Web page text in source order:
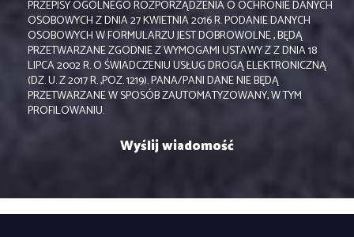
PRZEPISY OGÓLNEGO ROZPORZĄDZENIA O OCHRONIE DANYCH
OSOBOWYCH Z DNIA 27 KWIETNIA 2016 R. PODANIE DANYCH
OSOBOWYCH W FORMULARZU JEST DOBROWOLNE , BĘDĄ
PRZETWARZANE ZGODNIE Z WYMOGAMI USTAWY Z Z DNIA 18
LIPCA 2002 R. O ŚWIADCZENIU USŁUG DROGĄ ELEKTRONICZNĄ
(DZ. U. Z 2017 R. ,POZ. 1219). PANA/PANI DANE NIE BĘDĄ
PRZETWARZANE W SPOSÓB ZAUTOMATYZOWANY, W TYM
PROFILOWANIU.